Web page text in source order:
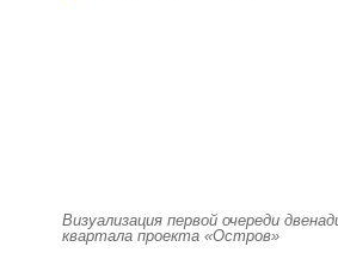
Визуализация первой очереди
квартала проекта «Остров»